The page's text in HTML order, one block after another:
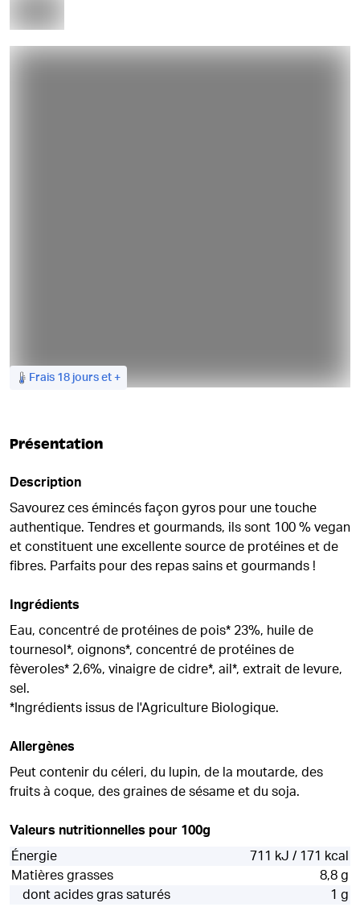
Frais 18 jours et +
Présentation
Description
Savourez ces émincés façon gyros pour une touche
authentique. Tendres et gourmands, ils sont 100 % vegan
et constituent une excellente source de protéines et de
fibres. Parfaits pour des repas sains et gourmands !
Ingrédients
Eau, concentré de protéines de pois* 23%, huile de
tournesol*, oignons*, concentré de protéines de
fèveroles* 2,6%, vinaigre de cidre*, ail*, extrait de levure,
sel.
*Ingrédients issus de l'Agriculture Biologique.
Allergènes
Peut contenir du céleri, du lupin, de la moutarde, des
fruits à coque, des graines de sésame et du soja.
Valeurs nutritionnelles pour 100g
Énergie
711 kJ / 171 kcal
Matières grasses
8,8 g
dont acides gras saturés
1 g